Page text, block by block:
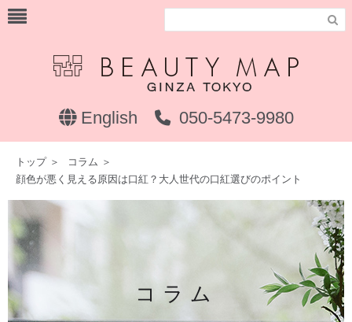

English 050-5473-9980
トップ＞ コラム ＞
顔色が悪く見える原因は口紅？大人世代の口紅選びのポイント
コラム